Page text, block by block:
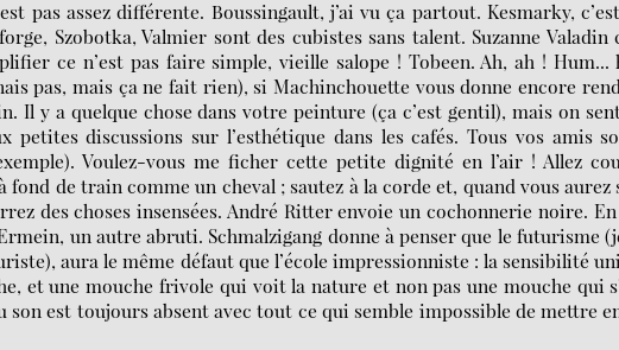
pas assez différente. Boussingault, j’ai vu ça partout. Kesmarky,
Szobotka, Valmier sont des cubistes sans talent. Suzanne Valadin
ce n’est pas faire simple, vieille salope ! Tobeen. Ah, ah !
pas, mais ça ne fait rien), si Machinchouette vous donne encore
Il y a quelque chose dans votre peinture (ça c’est gentil), mais on
petites discussions sur l’esthétique dans les cafés. Tous vos amis
Voulez-vous me ficher cette petite dignité en l’air ! Allez
fond de train comme un cheval ; sautez à la corde et, quand vous aurez
des choses insensées. André Ritter envoie un cochonnerie noire.
un autre abruti. Schmalzigang donne à penser que le futurisme
aura le même défaut que l’école impressionniste : la sensibilité
et une mouche frivole qui voit la nature et non pas une mouche qui
son est toujours absent avec tout ce qui semble impossible de mettre